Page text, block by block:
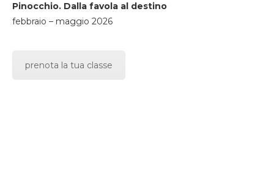
Pinocchio. Dalla favola al destino
febbraio – maggio 2026
prenota la tua classe